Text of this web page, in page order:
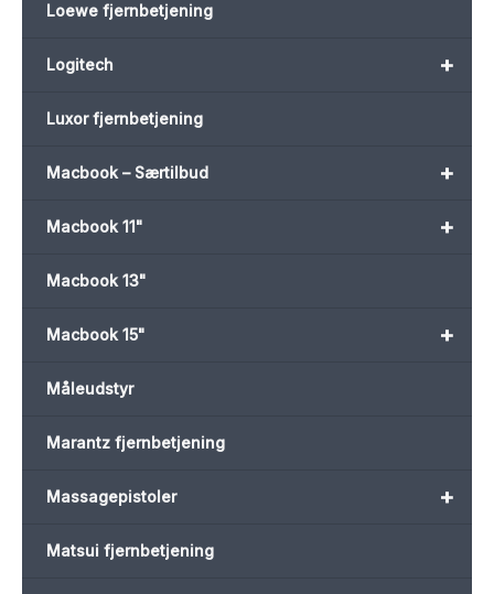
Loewe fjernbetjening
+
Logitech
Luxor fjernbetjening
+
Macbook – Særtilbud
+
Macbook 11"
Macbook 13"
+
Macbook 15"
Måleudstyr
Marantz fjernbetjening
+
Massagepistoler
Matsui fjernbetjening